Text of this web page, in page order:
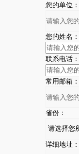
您的单位：
您的姓名：
联系电话：
常用邮箱：
省份：
详细地址：